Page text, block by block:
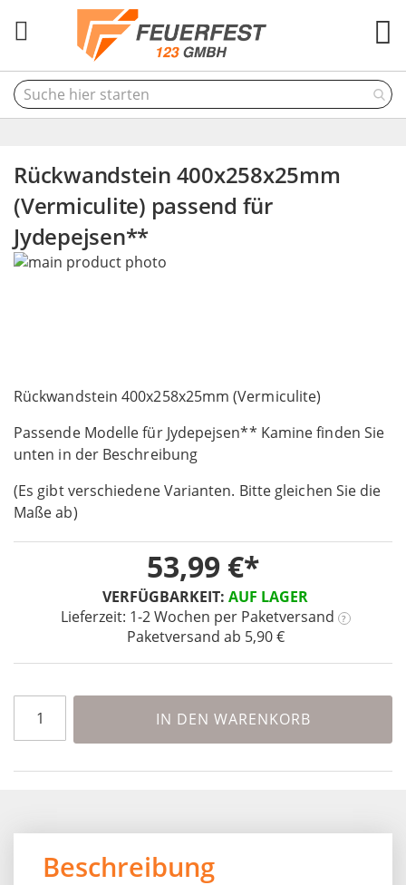
Rückwandstein 400x258x25mm
(Vermiculite) passend für
Jydepejsen**
Rückwandstein 400x258x25mm (Vermiculite)
Passende Modelle für Jydepejsen** Kamine finden Sie
unten in der Beschreibung
(Es gibt verschiedene Varianten. Bitte gleichen Sie die
Maße ab)
VERFÜGBARKEIT: AUF LAGER
Lieferzeit: 1-2 Wochen per Paketversand ?
Paketversand ab 5,90 €
53,99 €
IN DEN WARENKORB
Skip
gallery
to
beginning
of
images
gallery
Beschreibung